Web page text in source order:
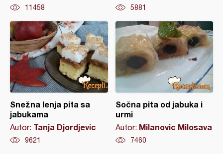
11458 5881
Snežna lenja pita sa
jabukama
Autor: Tanja Djordjevic
9621
Sočna pita od jabuka i
urmi
Autor: Milanovic Milosava
7460